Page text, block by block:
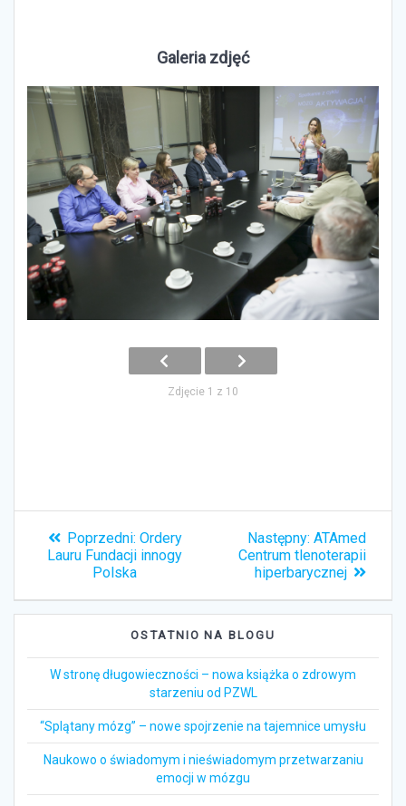
Galeria zdjęć
Zdjęcie 1 z 10
wpisuPoprzedni: Poprzedni
wpis:
Ordery
Lauru Fundacji innogy
Polska
Następny: Następny
wpis:
ATAmed
Centrum tlenoterapii
hiperbarycznej
OSTATNIO NA BLOGU
W stronę długowieczności – nowa książka o zdrowym
starzeniu od PZWL
“Splątany mózg” – nowe spojrzenie na tajemnice umysłu
Naukowo o świadomym i nieświadomym przetwarzaniu
emocji w mózgu